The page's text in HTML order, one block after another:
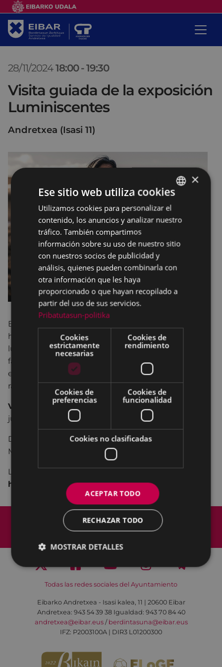
28/11/2024 18:00 -19:30
Visita guiada de la exposición
Luminiscentes
Andretxea (Isasi 11)
Esta exposición identifica, documenta y difunde
historias de mujeres anónimas que viven, sufren,
luchan y/o persisten en el conflicto armado, la paz
fallida, la ocupación, la emergencia climática, el
empobrecimiento, la segregación y/o la violencia
racial y/o social.
Visita guiada de la exposición:
jueves, a las 18:00.
De la mano de Irantzu Pastor Ordoki e Igone
Mariezkurrena Fernández.
La actividad es abierta y gratuita y
hasta el 29 de noviembre.
Mapa del Sitio
Aviso legal
Política de cookies
Contacto
Todas las redes sociales del Ayuntamiento
Eibarko Andretxea - Isasi kalea, 11 | 20600 Eibar
Andretxea: 943 54 39 38 Igualdad: 943 70 84 40
andretxea@eibar.eus/ berdintasuna@eibar.eus
IFZ: P2003100A | DIR3 L01200300
BASQUE
SPANISH
×
Ese sitio web utiliza cookies
Utilizamos cookies para personalizar el
contenido, los anuncios y analizar nuestro
tráfico. También compartimos
información sobre su uso de nuestro sitio
con nuestros socios de publicidad y
análisis, quienes pueden combinarla con
otra información que les haya
proporcionado o que hayan recopilado a
partir del uso de sus servicios.
Pribatutasun-politika
Cookies
estrictamente
necesarias
Cookies de
rendimiento
Cookies de
preferencias
Cookies de
funcionalidad
Cookies no clasificadas
ACEPTAR TODO
RECHAZAR TODO
MOSTRAR DETALLES